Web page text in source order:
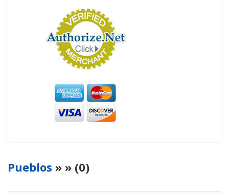
Pueblos » » (0)